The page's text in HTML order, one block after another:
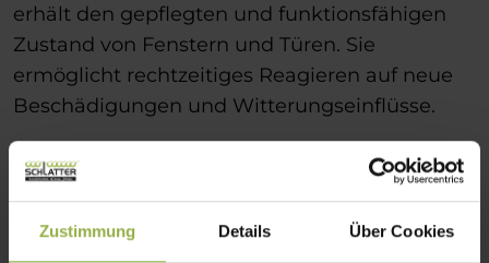
Zustimmung Details Über Cookies
erhält den gepflegten und funktionsfähigen
Zustand von Fenstern und Türen. Sie
ermöglicht rechtzeitiges Reagieren auf neue
Beschädigungen und Witterungseinflüsse.
Sparen Sie Ihr Geld!